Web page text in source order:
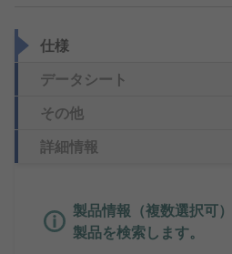
仕様
データシート
その他
詳細情報
製品情報（複数選択可
製品を検索します。